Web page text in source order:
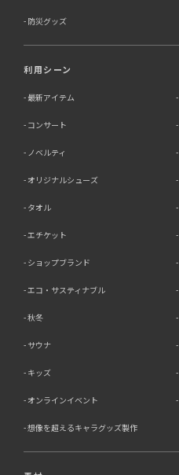
防災グッズ
利用シーン
最新アイテム
コンサート
ノベルティ
オリジナルシューズ
タオル
エチケット
ショップブランド
エコ・サスティナブル
秋冬
サウナ
キッズ
オンラインイベント
想像を超えるキャラグッズ製作